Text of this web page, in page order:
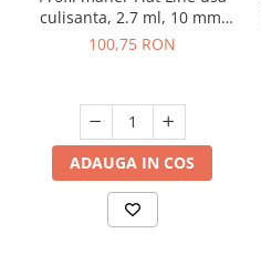
culisanta, 2.7 ml, 10 mm,
negru mat
100,75 RON
ADAUGA IN COS